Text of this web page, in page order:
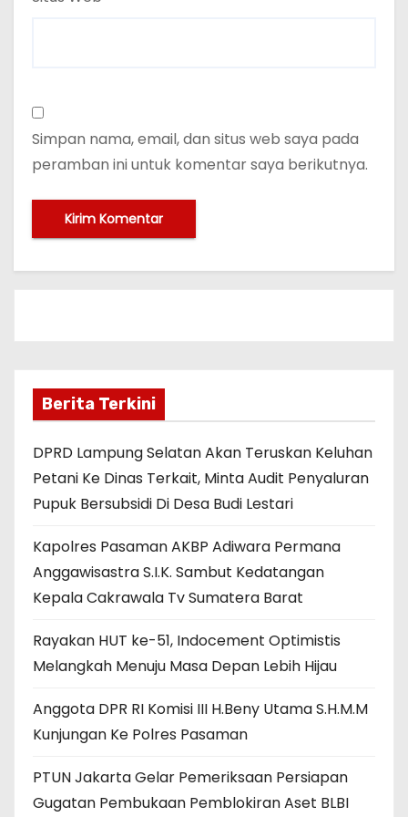
Simpan nama, email, dan situs web saya pada
peramban ini untuk komentar saya berikutnya.
Berita Terkini
DPRD Lampung Selatan Akan Teruskan Keluhan
Petani Ke Dinas Terkait, Minta Audit Penyaluran
Pupuk Bersubsidi Di Desa Budi Lestari
Kapolres Pasaman AKBP Adiwara Permana
Anggawisastra S.I.K. Sambut Kedatangan
Kepala Cakrawala Tv Sumatera Barat
Rayakan HUT ke-51, Indocement Optimistis
Melangkah Menuju Masa Depan Lebih Hijau
Anggota DPR RI Komisi III H.Beny Utama S.H.M.M
Kunjungan Ke Polres Pasaman
PTUN Jakarta Gelar Pemeriksaan Persiapan
Gugatan Pembukaan Pemblokiran Aset BLBI